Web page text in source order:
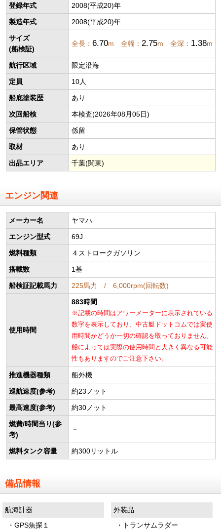
登録年式 2008(平成20)年
製造年式 2008(平成20)年
サイズ
(船検証)
全長： 6.70m 全幅： 2.75m 全深： 1.38m
航行区域 限定沿海
定員 10人
船底塗装歴 あり
次回船検 本検査(2026年08月05日)
保管状態 係留
取材 あり
出品エリア 千葉(関東)
エンジン関連
メーカー名 ヤマハ
エンジン型式 69J
燃料種類 ４ストロークガソリン
搭載数 1基
船検証記載馬力 225馬力 / 6,000rpm(回転数)
使用時間
883時間
※記載の時間はアワーメーターに表示されている
数字を表示しており、中古艇ドットコムでは実使
用時間かどうか一切の確認を取っておりません。
船によっては実際の使用時間と大きく異なる可能
性もありますのでご注意下さい。
推進機器種類 船外機
巡航速度(参考) 約23ノット
最高速度(参考) 約30ノット
燃費/時間当り(参
考)
－
燃料タンク容量 約300リットル
備品情報
航海計器
・GPS魚探１
外装品
・トランサムラダー